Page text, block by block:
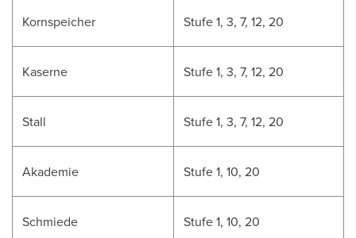
Kornspeicher Stufe 1, 3, 7, 12, 20
Kaserne Stufe 1, 3, 7, 12, 20
Stall Stufe 1, 3, 7, 12, 20
Akademie Stufe 1, 10, 20
Schmiede Stufe 1, 10, 20